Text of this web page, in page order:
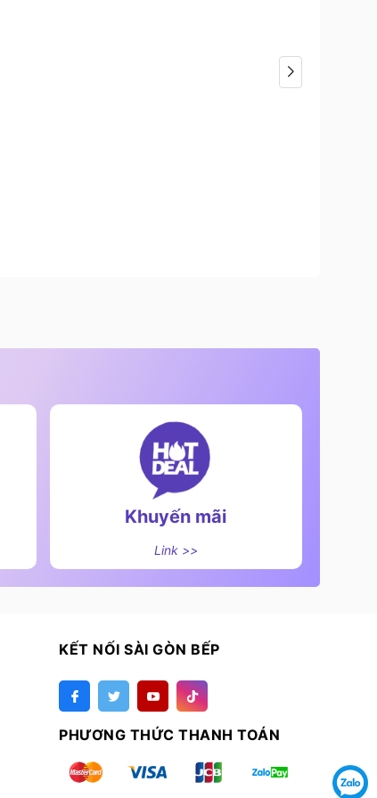
Khuyến mãi
Link >>
KẾT NỐI SÀI GÒN BẾP
PHƯƠNG THỨC THANH TOÁN